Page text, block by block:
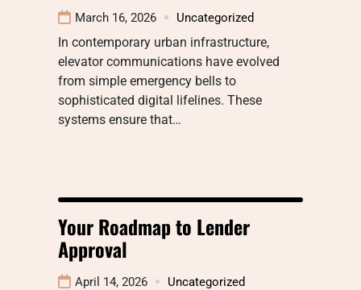
March 16, 2026 Uncategorized
In contemporary urban infrastructure,
elevator communications have evolved
from simple emergency bells to
sophisticated digital lifelines. These
systems ensure that…
Your Roadmap to Lender
Approval
April 14, 2026 Uncategorized